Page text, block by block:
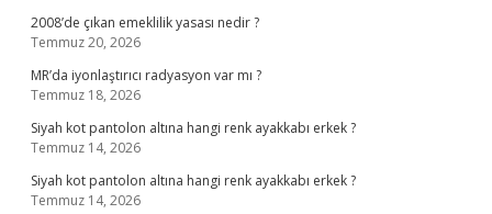
2008’de çıkan emeklilik yasası nedir ?
Temmuz 20, 2026
MR’da iyonlaştırıcı radyasyon var mı ?
Temmuz 18, 2026
Siyah kot pantolon altına hangi renk ayakkabı erkek ?
Temmuz 14, 2026
Siyah kot pantolon altına hangi renk ayakkabı erkek ?
Temmuz 14, 2026